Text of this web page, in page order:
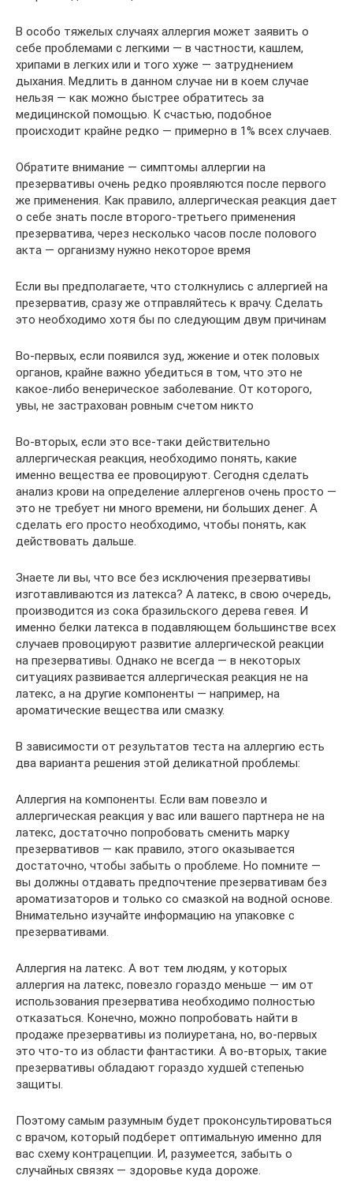
В особо тяжелых случаях аллергия может заявить о
себе проблемами с легкими — в частности, кашлем,
хрипами в легких или и того хуже — затруднением
дыхания. Медлить в данном случае ни в коем случае
нельзя — как можно быстрее обратитесь за
медицинской помощью. К счастью, подобное
происходит крайне редко — примерно в 1% всех случаев.
Обратите внимание — симптомы аллергии на
презервативы очень редко проявляются после первого
же применения. Как правило, аллергическая реакция дает
о себе знать после второго-третьего применения
презерватива, через несколько часов после полового
акта — организму нужно некоторое время
Если вы предполагаете, что столкнулись с аллергией на
презерватив, сразу же отправляйтесь к врачу. Сделать
это необходимо хотя бы по следующим двум причинам
Во-первых, если появился зуд, жжение и отек половых
органов, крайне важно убедиться в том, что это не
какое-либо венерическое заболевание. От которого,
увы, не застрахован ровным счетом никто
Во-вторых, если это все-таки действительно
аллергическая реакция, необходимо понять, какие
именно вещества ее провоцируют. Сегодня сделать
анализ крови на определение аллергенов очень просто —
это не требует ни много времени, ни больших денег. А
сделать его просто необходимо, чтобы понять, как
действовать дальше.
Знаете ли вы, что все без исключения презервативы
изготавливаются из латекса? А латекс, в свою очередь,
производится из сока бразильского дерева гевея. И
именно белки латекса в подавляющем большинстве всех
случаев провоцируют развитие аллергической реакции
на презервативы. Однако не всегда — в некоторых
ситуациях развивается аллергическая реакция не на
латекс, а на другие компоненты — например, на
ароматические вещества или смазку.
В зависимости от результатов теста на аллергию есть
два варианта решения этой деликатной проблемы:
Аллергия на компоненты. Если вам повезло и
аллергическая реакция у вас или вашего партнера не на
латекс, достаточно попробовать сменить марку
презервативов — как правило, этого оказывается
достаточно, чтобы забыть о проблеме. Но помните —
вы должны отдавать предпочтение презервативам без
ароматизаторов и только со смазкой на водной основе.
Внимательно изучайте информацию на упаковке с
презервативами.
Аллергия на латекс. А вот тем людям, у которых
аллергия на латекс, повезло гораздо меньше — им от
использования презерватива необходимо полностью
отказаться. Конечно, можно попробовать найти в
продаже презервативы из полиуретана, но, во-первых
это что-то из области фантастики. А во-вторых, такие
презервативы обладают гораздо худшей степенью
защиты.
Поэтому самым разумным будет проконсультироваться
с врачом, который подберет оптимальную именно для
вас схему контрацепции. И, разумеется, забыть о
случайных связях — здоровье куда дороже.